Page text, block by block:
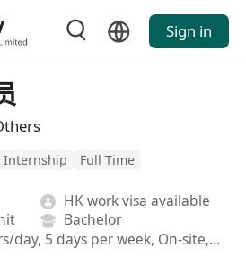
Sign in
Internship Full Time
HK work visa available
Bachelor
More than 8 hours/day, 5 days per week, On-site,Hybrid